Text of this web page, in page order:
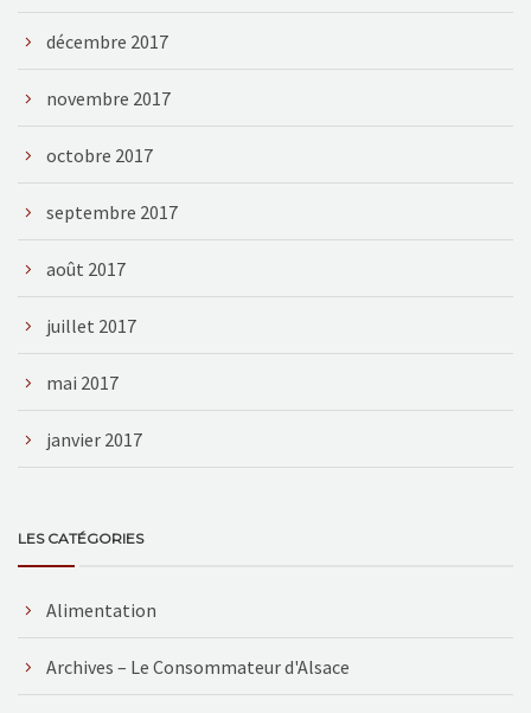
décembre 2017
novembre 2017
octobre 2017
septembre 2017
août 2017
juillet 2017
mai 2017
janvier 2017
LES CATÉGORIES
Alimentation
Archives – Le Consommateur d'Alsace